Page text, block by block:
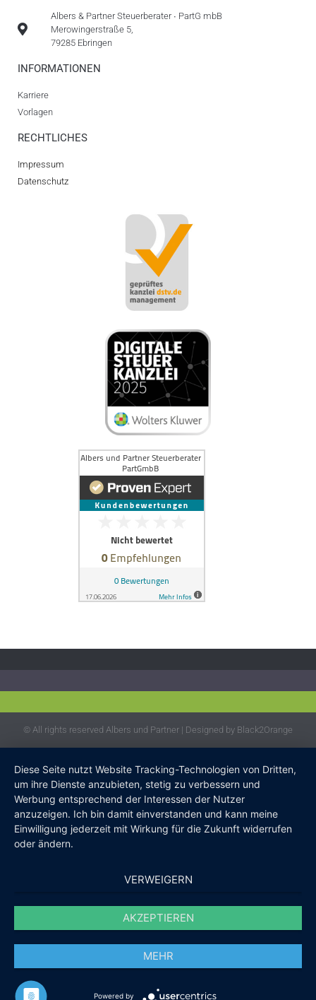
Albers & Partner Steuerberater ∙ PartG mbB
Merowingerstraße 5,
79285 Ebringen
INFORMATIONEN
Karriere
Vorlagen
RECHTLICHES
Impressum
Datenschutz
© All rights reserved Albers und Partner | Designed by Black2Orange
Diese Seite nutzt Website Tracking-Technologien von Dritten,
um ihre Dienste anzubieten, stetig zu verbessern und
Werbung entsprechend der Interessen der Nutzer
anzuzeigen. Ich bin damit einverstanden und kann meine
Einwilligung jederzeit mit Wirkung für die Zukunft widerrufen
oder ändern.
VERWEIGERN
AKZEPTIEREN
MEHR
Powered by